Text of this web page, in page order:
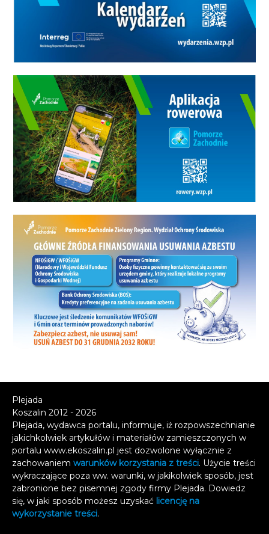
Plejada
Koszalin 2012 - 2026
Plejada, wydawca portalu, informuje, iż rozpowszechnianie
jakichkolwiek artykułów i materiałów zamieszczonych w
portalu www.ekoszalin.pl jest dozwolone wyłącznie z
zachowaniem warunków korzystania z treści. Użycie treści
wykraczające poza ww. warunki, w jakikolwiek sposób, jest
zabronione bez pisemnej zgody firmy Plejada. Dowiedz
się, w jaki sposób możesz uzyskać licencję na
wykorzystanie treści.